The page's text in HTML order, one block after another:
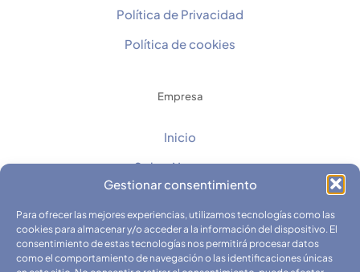
Gestionar consentimiento
Para ofrecer las mejores experiencias, utilizamos tecnologías como las
cookies para almacenar y/o acceder a la información del dispositivo. El
consentimiento de estas tecnologías nos permitirá procesar datos
como el comportamiento de navegación o las identificaciones únicas
Política de Privacidad
Política de cookies
Empresa
Inicio
Sobre Nosotros
Catálogos
Fichas Técnicas y Seguridad